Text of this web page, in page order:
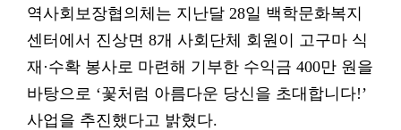
역사회보장협의체는 지난달 28일 백학문화복지
센터에서 진상면 8개 사회단체 회원이 고구마 식
재·수확 봉사로 마련해 기부한 수익금 400만 원을
바탕으로 ‘꽃처럼 아름다운 당신을 초대합니다!’
사업을 추진했다고 밝혔다.